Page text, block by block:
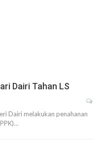
Dairi Tahan LS
Dairi melakukan penahanan